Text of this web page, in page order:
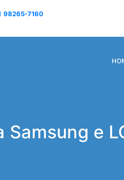
98265-7160
Samsung e